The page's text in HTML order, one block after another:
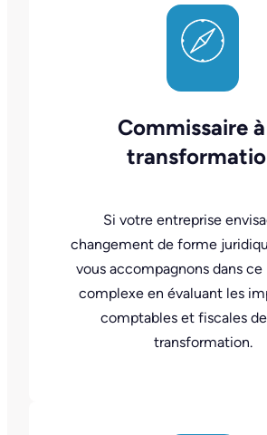
Commissaire
Si votre entreprise
changement de forme
vous accompagnons dans ce
complexe en évaluant les
comptables et fiscales
transformation.